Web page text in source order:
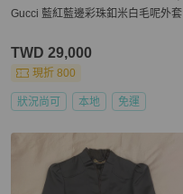
Gucci 藍紅藍邊彩珠釦米白毛呢外套
TWD 29,000
現折 800
狀況尚可 本地 免運